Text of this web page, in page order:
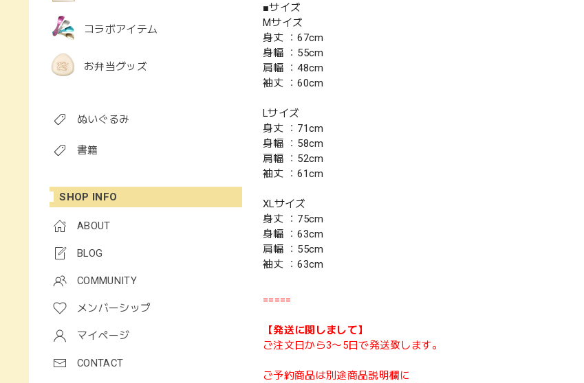
コラボアイテム
お弁当グッズ
ぬいぐるみ
書籍
SHOP INFO
ABOUT
BLOG
COMMUNITY
メンバーシップ
マイページ
CONTACT
■サイズ
Mサイズ
身丈 ：67cm
身幅 ：55cm
肩幅 ：48cm
袖丈 ：60cm
Lサイズ
身丈 ：71cm
身幅 ：58cm
肩幅 ：52cm
袖丈 ：61cm
XLサイズ
身丈 ：75cm
身幅 ：63cm
肩幅 ：55cm
袖丈 ：63cm
=====
【発送に関しまして】
ご注文日から3〜5日で発送致します。
ご予約商品は別途商品説明欄に